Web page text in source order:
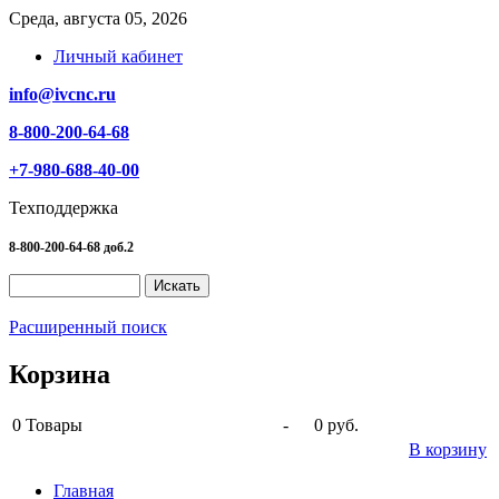
Среда, августа 05, 2026
Личный кабинет
info@ivcnc.ru
8-800-200-64-68
+7-980-688-40-00
Техподдержка
8-800-200-64-68 доб.2
Расширенный поиск
Корзина
0 Товары -
0 руб.
В корзину
Главная